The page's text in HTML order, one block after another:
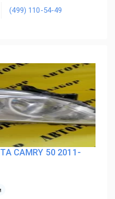
(499) 110-54-49
CAMRY 50 2011-